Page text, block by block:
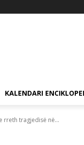
KALENDARI
tragjedisë në...